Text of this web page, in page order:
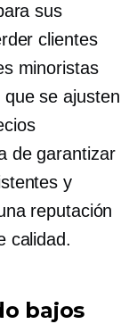
sus
clientes
minoristas
se ajusten
de garantizar
y
reputación
calidad.
bajos